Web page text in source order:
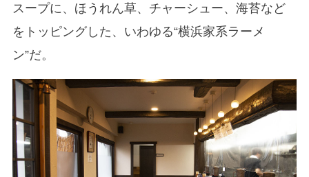
スープに、ほうれん草、チャーシュー、海苔など
をトッピングした、いわゆる“横浜家系ラーメ
ン”だ。